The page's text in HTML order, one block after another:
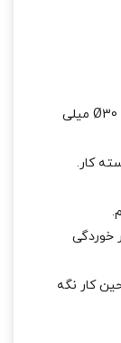
شامل آداپتور فنجان استاندارد با ظرفیت لوله Ø30 میلی
خوردگی
کار نگه